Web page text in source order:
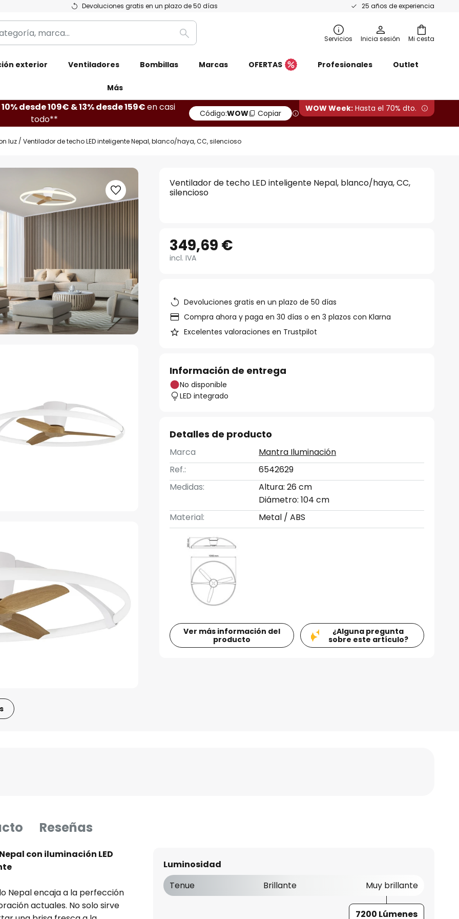
Devoluciones gratis en un plazo de 50 días 25 años de experiencia
Mi cesta
Buscar Servicios Inicia sesión
exterior Ventiladores Bombillas Marcas OFERTAS Profesionales Outlet
Más
10% desde 109€ & 13% desde 159€en casi
todo**
Código:WOW Copiar WOW Week: Hasta el 70% dto.
luz Ventilador de techo LED inteligente Nepal, blanco/haya, CC, silencioso
Ventilador de techo LED inteligente Nepal, blanco/haya, CC,
silencioso
349,69 €
incl. IVA
Devoluciones gratis en un plazo de 50 días
Compra ahora y paga en 30 días o en 3 plazos con Klarna
Excelentes valoraciones en Trustpilot
Información de entrega
No disponible
LED integrado
Detalles de producto
Marca
Mantra Iluminación
Ref.:
6542629
Medidas:
Altura: 26 cm
Diámetro: 104 cm
Material:
Metal / ABS
Ver más información del
producto
¿Alguna pregunta
sobre este artículo?
Reseñas
con iluminación LED
Nepal encaja a la perfección
actuales. No solo sirve
Luminosidad
Tenue
Brillante Muy brillante
7200 Lúmenes